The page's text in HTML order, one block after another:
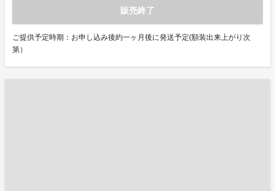
販売終了
ご提供予定時期：お申し込み後約一ヶ月後に発送予定(額装出来上がり次
第）